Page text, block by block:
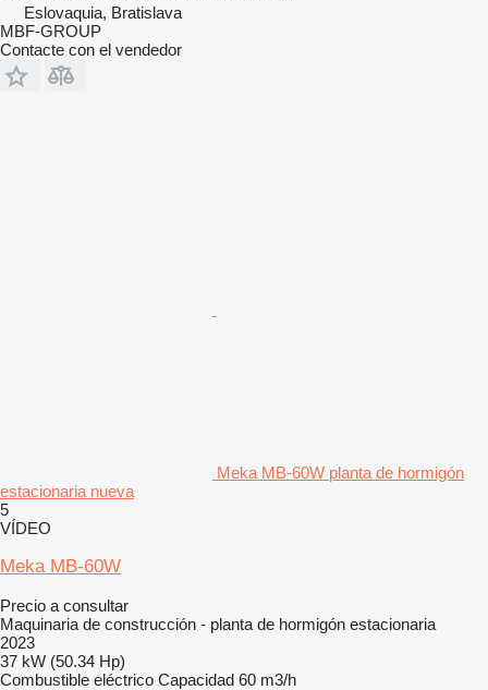
Eslovaquia, Bratislava
MBF-GROUP
Contacte con el vendedor
Meka MB-60W planta de hormigón
estacionaria nueva
5
VÍDEO
Meka MB-60W
Precio a consultar
Maquinaria de construcción - planta de hormigón estacionaria
2023
37 kW (50.34 Hp)
Combustible eléctrico Capacidad 60 m3/h